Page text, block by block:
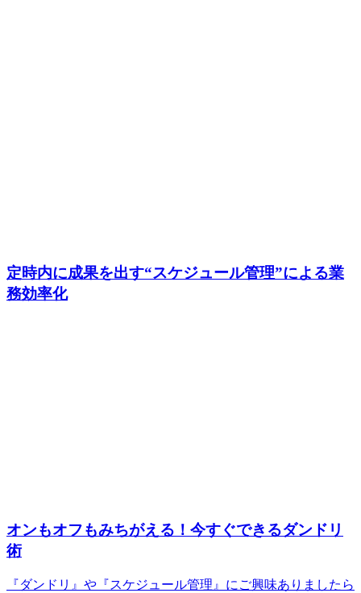
定時内に成果を出す“スケジュール管理”による業
務効率化
オンもオフもみちがえる！今すぐできるダンドリ
術
『ダンドリ』や『スケジュール管理』にご興味ありましたら